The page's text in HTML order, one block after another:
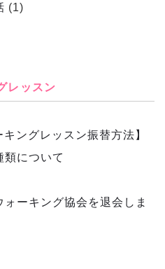
(1)
レッスン
ングレッスン振替方法】
類について
ォーキング協会を退会しま